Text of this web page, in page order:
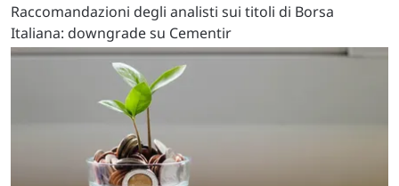
Raccomandazioni degli analisti sui titoli di Borsa
Italiana: downgrade su Cementir